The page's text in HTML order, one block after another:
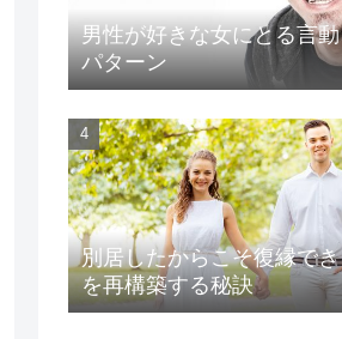
男性が好きな女にとる言
パターン
別居したからこそ復縁で
を再構築する秘訣